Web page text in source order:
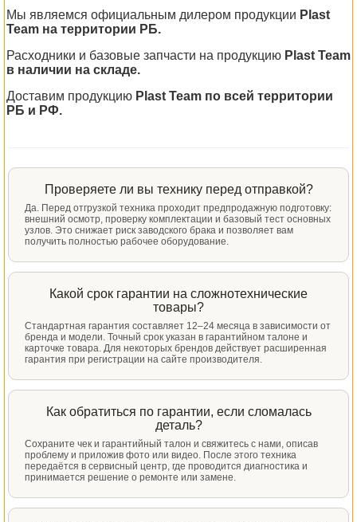
Мы являемся официальным дилером продукции Plast
Team на территории РБ.
Расходники и базовые запчасти на продукцию Plast Team
в наличии на складе.
Доставим продукцию Plast Team по всей территории
РБ и РФ.
Проверяете ли вы технику перед отправкой?
Да. Перед отгрузкой техника проходит предпродажную подготовку:
внешний осмотр, проверку комплектации и базовый тест основных
узлов. Это снижает риск заводского брака и позволяет вам
получить полностью рабочее оборудование.
Какой срок гарантии на сложнотехнические
товары?
Стандартная гарантия составляет 12–24 месяца в зависимости от
бренда и модели. Точный срок указан в гарантийном талоне и
карточке товара. Для некоторых брендов действует расширенная
гарантия при регистрации на сайте производителя.
Как обратиться по гарантии, если сломалась
деталь?
Сохраните чек и гарантийный талон и свяжитесь с нами, описав
проблему и приложив фото или видео. После этого техника
передаётся в сервисный центр, где проводится диагностика и
принимается решение о ремонте или замене.